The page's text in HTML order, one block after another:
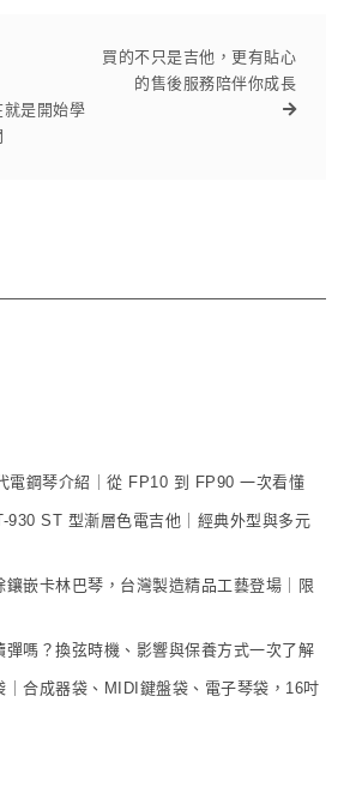
是開始學
買的不只是吉他，更有貼心
的售後服務陪伴你成長
電鋼琴介紹｜從 FP10 到 FP90 一次看懂
930 ST 型漸層色電吉他｜經典外型與多元
鑲嵌卡林巴琴，台灣製造精品工藝登場｜限
彈嗎？換弦時機、影響與保養方式一次了解
｜合成器袋、MIDI鍵盤袋、電子琴袋，16吋